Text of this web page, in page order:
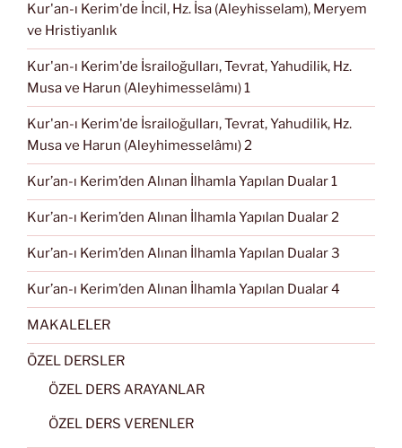
Kur'an-ı Kerim'de İncil, Hz. İsa (Aleyhisselam), Meryem
ve Hristiyanlık
Kur'an-ı Kerim'de İsrailoğulları, Tevrat, Yahudilik, Hz.
Musa ve Harun (Aleyhimesselâmı) 1
Kur'an-ı Kerim'de İsrailoğulları, Tevrat, Yahudilik, Hz.
Musa ve Harun (Aleyhimesselâmı) 2
Kur’an-ı Kerim’den Alınan İlhamla Yapılan Dualar 1
Kur’an-ı Kerim’den Alınan İlhamla Yapılan Dualar 2
Kur’an-ı Kerim’den Alınan İlhamla Yapılan Dualar 3
Kur’an-ı Kerim’den Alınan İlhamla Yapılan Dualar 4
MAKALELER
ÖZEL DERSLER
ÖZEL DERS ARAYANLAR
ÖZEL DERS VERENLER